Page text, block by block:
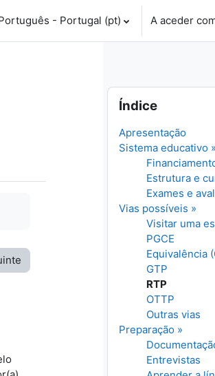
- Portugal ‎(pt)‎ A aceder
Ignorar Índice
Índice
Apresentação
Sistema educativo »
Estrutura e
Exames e
Vias possíveis »
Visitar uma
PGCE
Equivalência
GTP
RTP
OTTP
Outras vias
Preparação »
Entrevistas